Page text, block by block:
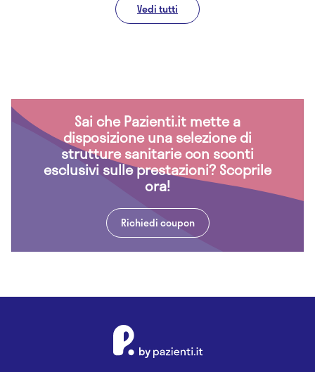
Vedi tutti
Sai che Pazienti.it mette a
disposizione una selezione di
strutture sanitarie con sconti
esclusivi sulle prestazioni? Scoprile
ora!
Richiedi coupon